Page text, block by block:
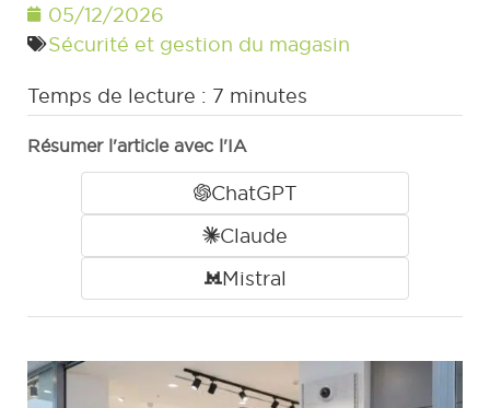
05/12/2026
Sécurité et gestion du magasin
Temps de lecture : 7 minutes
Résumer l'article avec l'IA
ChatGPT
Claude
Mistral